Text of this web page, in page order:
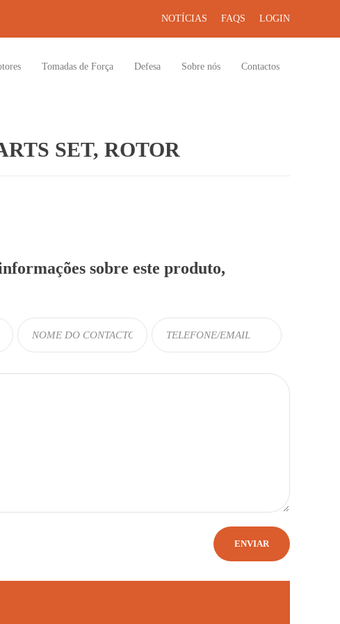
NOTÍCIAS FAQS LOGIN
Tomadas de Força Defesa Sobre nós Contactos
SET, ROTOR
sobre este produto,